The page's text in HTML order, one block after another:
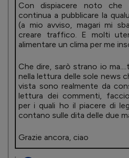
Con dispiacere noto
continua a pubblicare la
(a mio avviso, magari mi
creare traffico. E molti
alimentare un clima per me
Che dire, sarò strano io
nella lettura delle sole news
vista sono realmente da
lettura dei commenti,
per i quali ho il piacere di
contano sulle dita delle due
Grazie ancora, ciao